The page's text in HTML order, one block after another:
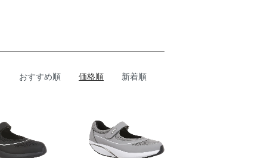
おすすめ順 価格順 新着順